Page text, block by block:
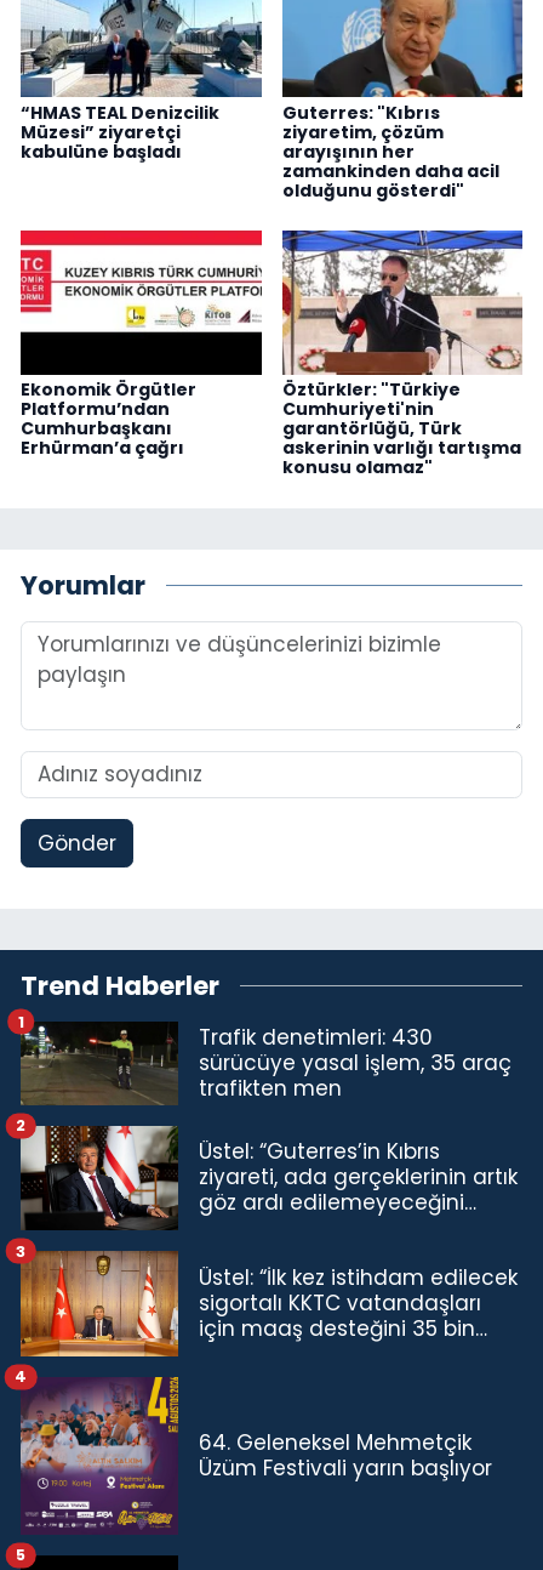
“HMAS TEAL Denizcilik
Müzesi” ziyaretçi
kabulüne başladı
Guterres: "Kıbrıs
ziyaretim, çözüm
arayışının her
zamankinden daha acil
olduğunu gösterdi"
Ekonomik Örgütler
Platformu’ndan
Cumhurbaşkanı
Erhürman’a çağrı
Öztürkler: "Türkiye
Cumhuriyeti'nin
garantörlüğü, Türk
askerinin varlığı tartışma
konusu olamaz"
Yorumlar
Gönder
Trend Haberler
Trafik denetimleri: 430
sürücüye yasal işlem, 35 araç
trafikten men
1
Üstel: “Guterres’in Kıbrıs
ziyareti, ada gerçeklerinin artık
göz ardı edilemeyeceğini
2
Üstel: “İlk kez istihdam edilecek
sigortalı KKTC vatandaşları
için maaş desteğini 35 bin
3
64. Geleneksel Mehmetçik
Üzüm Festivali yarın başlıyor
4
5